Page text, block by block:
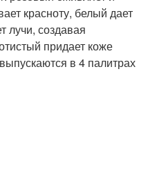
красноту, белый дает
лучи, создавая
придает коже
в 4 палитрах